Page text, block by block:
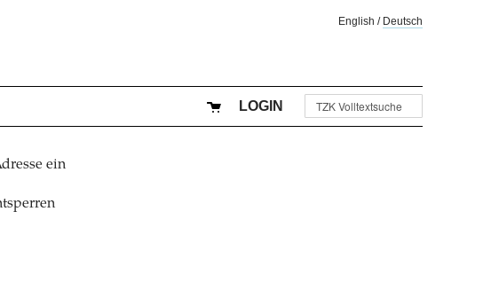
English / Deutsch
LOGIN
ein